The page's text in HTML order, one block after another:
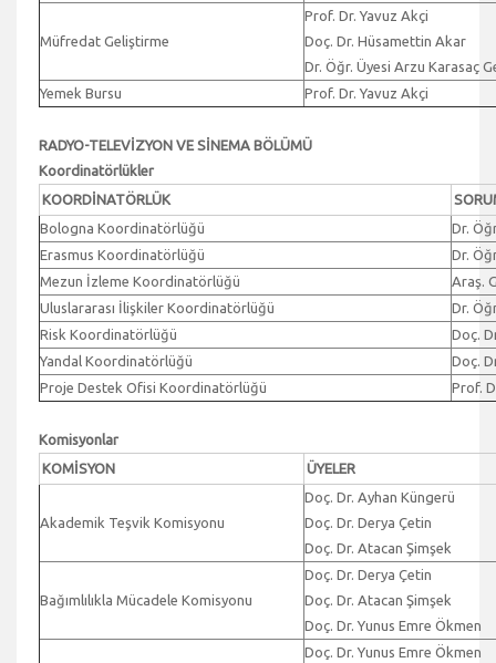
Müfredat Geliştirme
Prof. Dr. Yavuz Akçi
Doç. Dr. Hüsamettin Akar
Dr. Öğr. Üyesi Arzu Karasaç
Yemek Bursu
Prof. Dr. Yavuz Akçi
RADYO-TELEVİZYON VE SİNEMA BÖLÜMÜ
Koordinatörlükler
KOORDİNATÖRLÜK
Bologna Koordinatörlüğü
Dr.
Erasmus Koordinatörlüğü
Dr.
Mezun İzleme Koordinatörlüğü
Araş.
Uluslararası İlişkiler Koordinatörlüğü
Dr.
Risk Koordinatörlüğü
Doç.
Yandal Koordinatörlüğü
Doç.
Proje Destek Ofisi Koordinatörlüğü
Prof.
Komisyonlar
KOMİSYON
ÜYELER
Akademik Teşvik Komisyonu
Doç. Dr. Ayhan Küngerü
Doç. Dr. Derya Çetin
Doç. Dr. Atacan Şimşek
Bağımlılıkla Mücadele Komisyonu
Doç. Dr. Derya Çetin
Doç. Dr. Atacan Şimşek
Doç. Dr. Yunus Emre Ökmen
Doç. Dr. Yunus Emre Ökmen